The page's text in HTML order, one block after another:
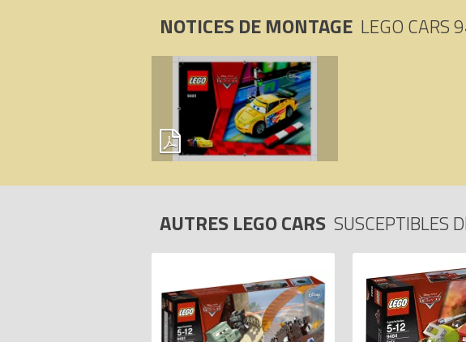
NOTICES DE MONTAGE LEGO CARS
AUTRES LEGO CARS SUSCEPTIBLES